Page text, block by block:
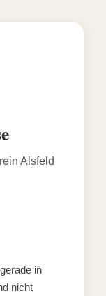
Alsfeld
in
nicht